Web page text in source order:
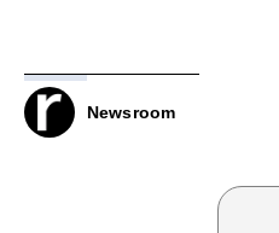
Newsroom